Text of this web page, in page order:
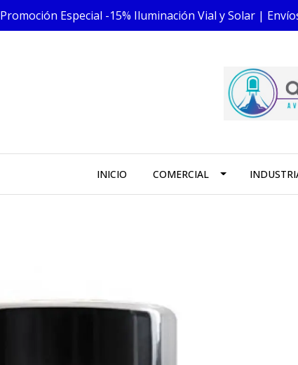
Promoción Especial -15% Iluminación Vial y Solar |
INICIO COMERCIAL